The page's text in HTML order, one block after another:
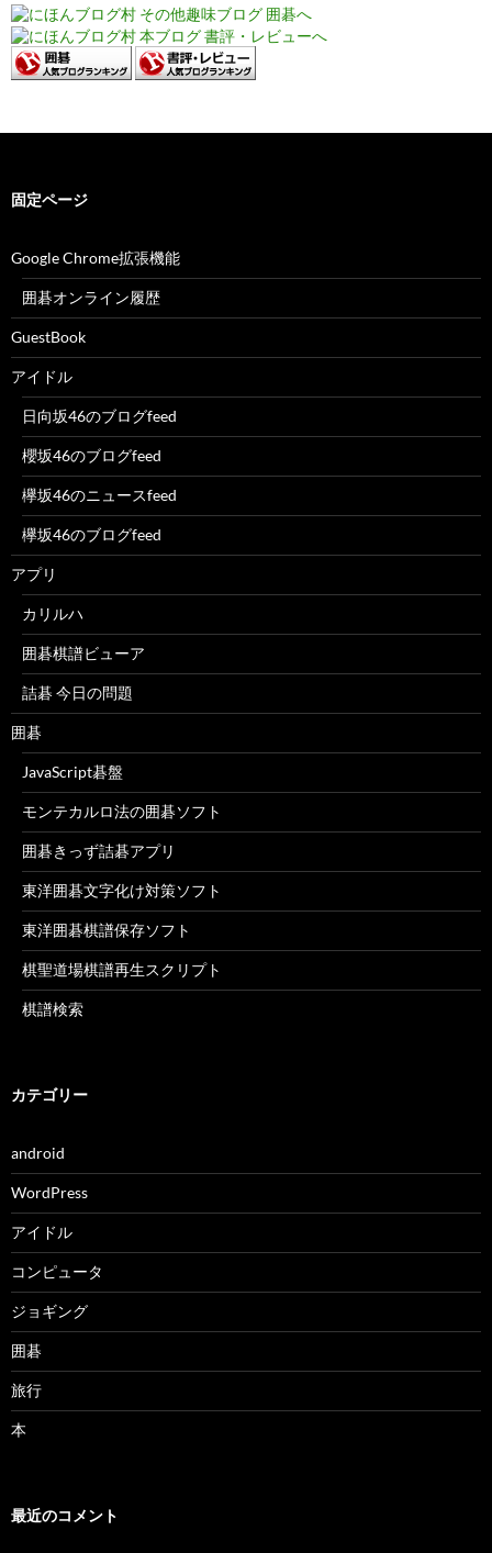
固定ページ
Google Chrome拡張機能
囲碁オンライン履歴
GuestBook
アイドル
日向坂46のブログfeed
櫻坂46のブログfeed
欅坂46のニュースfeed
欅坂46のブログfeed
アプリ
カリルハ
囲碁棋譜ビューア
詰碁 今日の問題
囲碁
JavaScript碁盤
モンテカルロ法の囲碁ソフト
囲碁きっず詰碁アプリ
東洋囲碁文字化け対策ソフト
東洋囲碁棋譜保存ソフト
棋聖道場棋譜再生スクリプト
棋譜検索
カテゴリー
android
WordPress
アイドル
コンピュータ
ジョギング
囲碁
旅行
本
最近のコメント